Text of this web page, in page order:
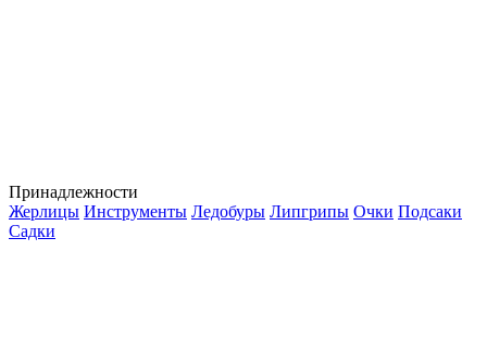
Принадлежности
Жерлицы Инструменты Ледобуры Липгрипы Очки Подсаки
Садки